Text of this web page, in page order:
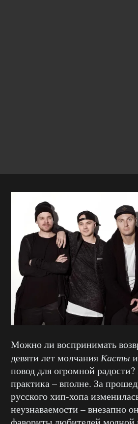
Можно ли воспринимать
девяти лет молчания Касты
повод для огромной
практика – вполне. За
русского хип-хопа
неузнаваемости – внезапно